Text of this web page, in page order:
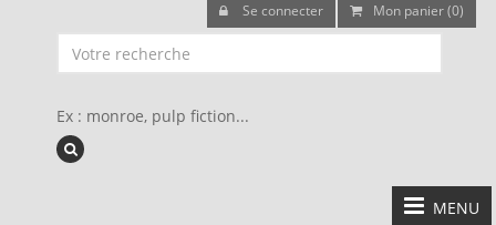
Se connecter Mon panier (0)
Ex : monroe, pulp fiction...
MENU